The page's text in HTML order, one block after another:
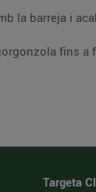
Ompliu una altra tercera
Targeta